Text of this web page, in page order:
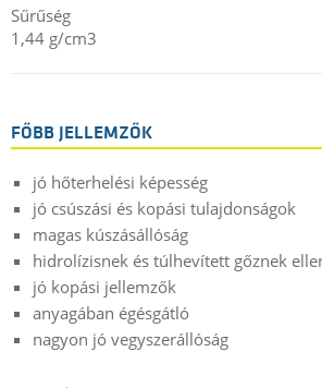
Sűrűség
1,44 g/cm3
FŐBB JELLEMZŐK
jó hőterhelési képesség
jó csúszási és kopási tulajdonságok
magas kúszásállóság
hidrolízisnek és túlhevített gőznek
jó kopási jellemzők
anyagában égésgátló
nagyon jó vegyszerállóság